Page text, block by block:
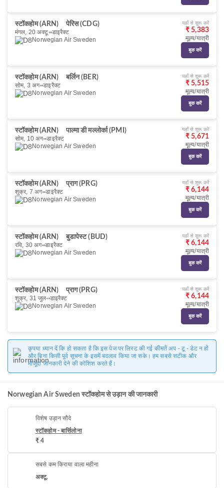
स्टॉकहोम (ARN)
पेरिस (CDG)
मंगल, 20 अक्टू॰ डाइरैक्ट
Norwegian Air Sweden
यहाँ से शुरू करें
₹ 5,383
मूल्य/यात्री
बुक करें
स्टॉकहोम (ARN)
बर्लिन (BER)
सोम, 3 अग॰ डाइरैक्ट
Norwegian Air Sweden
यहाँ से शुरू करें
₹ 5,515
मूल्य/यात्री
बुक करें
स्टॉकहोम (ARN)
पाल्मा डी मल्लोर्का (PMI)
सोम, 10 अग॰ डाइरैक्ट
Norwegian Air Sweden
यहाँ से शुरू करें
₹ 5,671
मूल्य/यात्री
बुक करें
स्टॉकहोम (ARN)
प्राग (PRG)
शुक्र, 7 अग॰ डाइरैक्ट
Norwegian Air Sweden
यहाँ से शुरू करें
₹ 6,144
मूल्य/यात्री
बुक करें
स्टॉकहोम (ARN)
बुडापेस्ट (BUD)
रवि, 30 अग॰ डाइरैक्ट
Norwegian Air Sweden
यहाँ से शुरू करें
₹ 6,144
मूल्य/यात्री
बुक करें
स्टॉकहोम (ARN)
प्राग (PRG)
शुक्र, 31 जुल॰ डाइरैक्ट
Norwegian Air Sweden
यहाँ से शुरू करें
₹ 6,144
मूल्य/यात्री
बुक करें
कृपया ध्यान दें कि हो सकता है कि इस पेज पर लिस्ट की गई कीमतें अप - टू - डेट न हों
और बिना किसी पूर्व सूचना के इसमें बदलाव किया जा सके। हम सबसे सटीक और
मौजूदा जानकारी देने की कोशिश करते हैं।
Norwegian Air Sweden स्टॉकहोम से उड़ान की जानकारी
विशेष उड़ान सौदे
स्टॉकहोम - बार्सिलोना
₹ 4
सबसे कम किराया वाला महीना
अक्टू.